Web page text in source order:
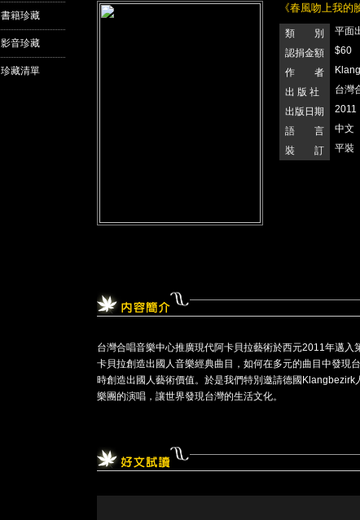
書籍珍藏
影音珍藏
珍藏清單
《春風吻上我的
類 別
平面
認捐金額
$60
作 者
出 版 社
台灣
出版日期
2011
語 言
中文
裝 訂
平裝
台灣合唱音樂中心推廣現代阿卡貝拉藝術於西元2011年邁
卡貝拉創造出國人音樂經典曲目，如何在多元的曲目中發現
時創造出國人藝術價值。於是我們特別邀請德國
樂團的演唱，讓世界發現台灣的生活文化。